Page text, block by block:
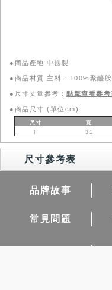
●商品產地 中國製
●商品材質 主料 : 100%聚
●尺寸丈量參考： 點擊查看參考
●商品尺寸 (單位cm)
尺寸 寬
F
31
尺寸參考表
品牌故事
常見問題